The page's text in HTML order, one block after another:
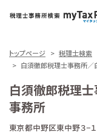
トップページ 税理士検索
白須徹郎税理士事務所
白須徹郎税理
事務所
東京都中野区東中野３−